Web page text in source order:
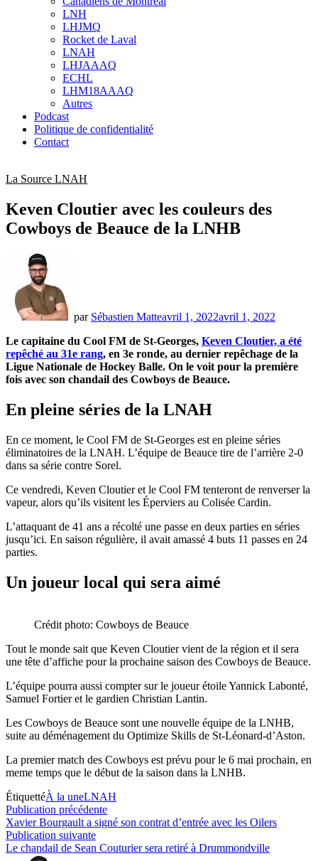
sub
menu
LNH
LHJMQ
Rocket de Laval
LNAH
LHJAAAQ
ECHL
LHM18AAAQ
Autres
Podcast
Politique de confidentialité
Contact
La Source LNAH
Keven Cloutier avec les couleurs des
Cowboys de Beauce de la LNHB
par Sébastien Matteavril 1, 2022avril 1, 2022
Le capitaine du Cool FM de St-Georges, Keven Cloutier, a été
repêché au 31e rang, en 3e ronde, au dernier repêchage de la
Ligue Nationale de Hockey Balle. On le voit pour la première
fois avec son chandail des Cowboys de Beauce.
En pleine séries de la LNAH
En ce moment, le Cool FM de St-Georges est en pleine séries
éliminatoires de la LNAH. L’équipe de Beauce tire de l’arrière 2-0
dans sa série contre Sorel.
Ce vendredi, Keven Cloutier et le Cool FM tenteront de renverser la
vapeur, alors qu’ils visitent les Éperviers au Colisée Cardin.
L’attaquant de 41 ans a récolté une passe en deux parties en séries
jusqu’ici. En saison régulière, il avait amassé 4 buts 11 passes en 24
parties.
Un joueur local qui sera aimé
Crédit photo: Cowboys de Beauce
Tout le monde sait que Keven Cloutier vient de la région et il sera
une tête d’affiche pour la prochaine saison des Cowboys de Beauce.
L’équipe pourra aussi compter sur le joueur étoile Yannick Labonté,
Samuel Fortier et le gardien Christian Lantin.
Les Cowboys de Beauce sont une nouvelle équipe de la LNHB,
suite au déménagement du Optimize Skills de St-Léonard-d’Aston.
La premier match des Cowboys est prévu pour le 6 mai prochain, en
meme temps que le début de la saison dans la LNHB.
ÉtiquettéÀ la uneLNAH
Navigation
de
l’article
Publication précédentePublication
précédente :
Xavier Bourgault a signé son contrat d’entrée avec les Oilers
Publication suivantePublication
suivante :
Le chandail de Sean Couturier sera retiré à Drummondville